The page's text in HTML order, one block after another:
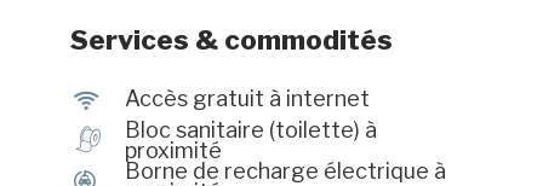
Services & commodités
J Accès gratuit à internet
h
Bloc sanitaire (toilette) à
proximité
Borne de recharge électrique à